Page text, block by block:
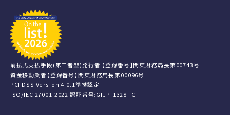
前払式支払手段(第三者型)発行者 【登録番号】関東財務局長第00743号
資金移動業者【登録番号】関東財務局長第00096号
PCI DSS Version 4.0.1準拠認定
ISO/IEC 27001:2022 認証番号:GIJP-1328-IC